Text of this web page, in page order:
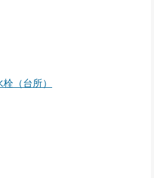
（台所）